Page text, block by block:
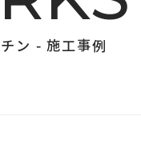
ン - 施工事例